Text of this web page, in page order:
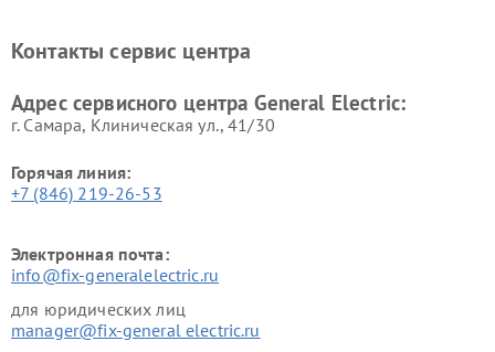
Electric
General Electric
Контакты сервис центра
Адрес сервисного центра General Electric:
г. Самара, Клиническая ул., 41/30
Горячая линия:
+7 (846) 219-26-53
Электронная почта:
info@fix-generalelectric.ru
для юридических лиц
manager@fix-general electric.ru